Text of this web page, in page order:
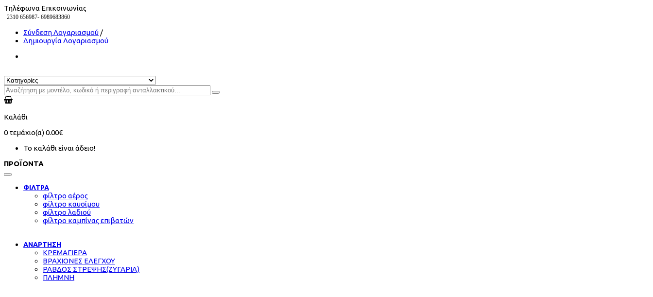
Τηλέφωνα Επικοινωνίας
2310 656987- 6989683860
Σύνδεση Λογαριασμού /
Δημιουργία Λογαριασμού
Καλάθι
0τεμάχιο(α)0.00€
Το καλάθι είναι άδειο!
ΠΡΟΪΟΝΤΑ
ΦΙΛΤΡΑ
φίλτρο αέρος
φίλτρο καυσίμου
φίλτρο λαδιού
φίλτρο καμπίνας επιβατών
ΑΝΑΡΤΗΣΗ
ΚΡΕΜΑΓΙΕΡΑ
ΒΡΑΧΙΟΝΕΣ ΕΛΕΓΧΟΥ
ΡΑΒΔΟΣ ΣΤΡΕΨΗΣ(ΖΥΓΑΡΙΑ)
ΠΛΗΜΝΗ